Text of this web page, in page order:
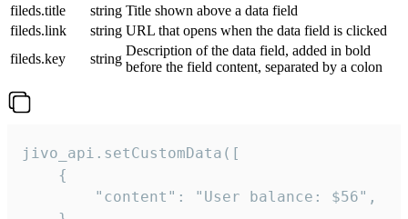
fileds.title
string Title shown above a data field
fileds.link
string URL that opens when the data field is clicked
fileds.key
string
Description of the data field, added in bold
before the field content, separated by a colon
jivo_api.setCustomData([
    {
        "content": "User balance: $56",